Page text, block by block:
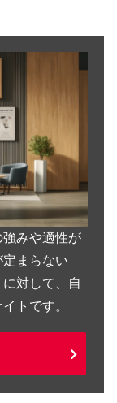
みや適性が
まらない
対して、自
トです。